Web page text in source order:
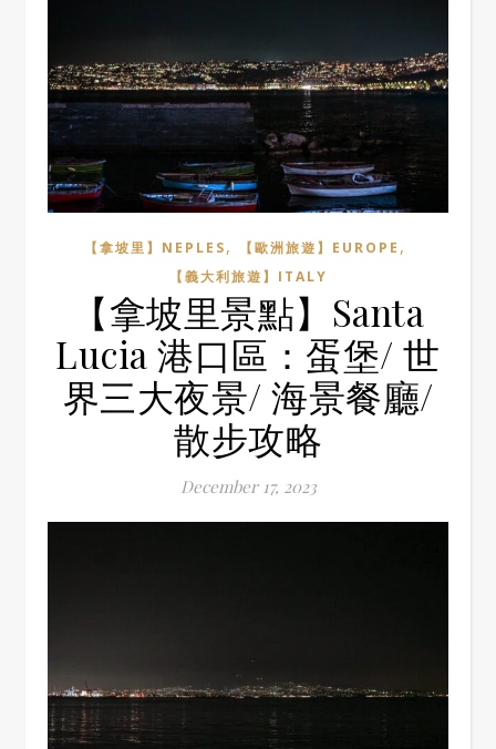
【拿坡里】NEPLES, 【歐洲旅遊】EUROPE ,
【義大利旅遊】ITALY
【拿坡里景點】Santa
Lucia 港口區：蛋堡/ 世
界三大夜景/ 海景餐廳/
散步攻略
December 17, 2023